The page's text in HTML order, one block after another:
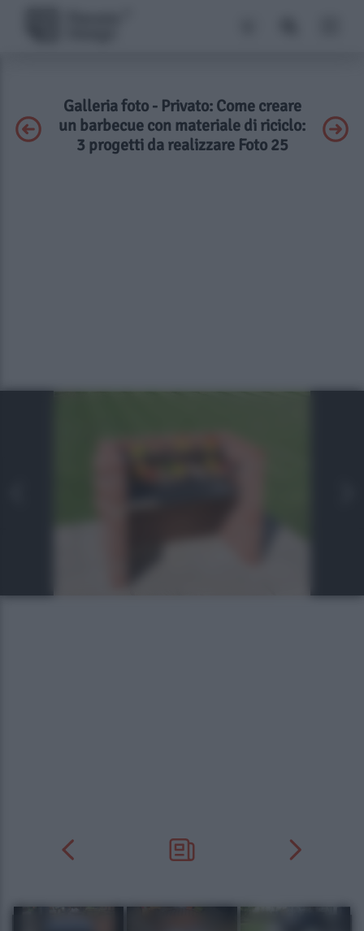
Galleria foto - Privato: Come creare
un barbecue con materiale di riciclo:
3 progetti da realizzare Foto 25